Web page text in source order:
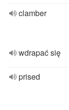
clamber
wdrapać się
prised